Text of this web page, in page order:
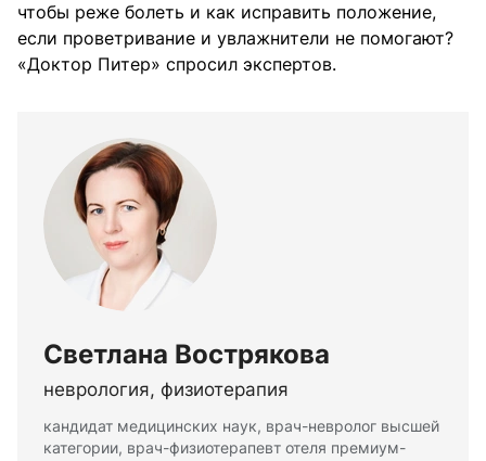
чтобы реже болеть и как исправить положение,
если проветривание и увлажнители не помогают?
«Доктор Питер» спросил экспертов.
Светлана Вострякова
неврология, физиотерапия
кандидат медицинских наук, врач-невролог высшей
категории, врач-физиотерапевт отеля премиум-